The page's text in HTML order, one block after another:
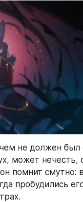
не должен был
может нечесть,
помнит смутно:
пробудились